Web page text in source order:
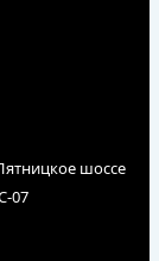
шоссе
07